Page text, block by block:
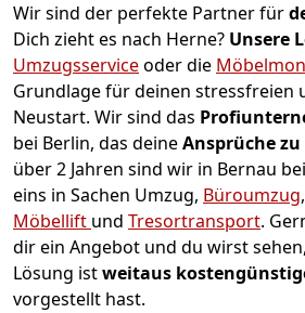
Wir sind der perfekte Partner für
Dich zieht es nach Herne? Unsere
Umzugsserviceoder die
Grundlage für deinen stressfreien
Neustart. Wir sind das
bei Berlin, das deineAnsprüche
über 2 Jahren sind wir in Bernau
eins in Sachen Umzug, Büroumzug,
Möbellift und Tresortransport.
dir ein Angebot und du wirst
Lösung istweitaus
vorgestellt hast.